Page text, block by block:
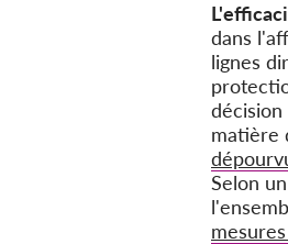
dans
lignes
matière
Selon